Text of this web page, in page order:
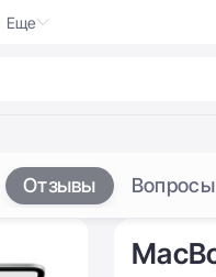
Еще
Отзывы Вопросы